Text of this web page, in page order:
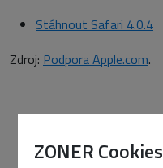
ZONER Cookies
Stáhnout Safari 4.0.4
Zdroj: Podpora Apple.com.